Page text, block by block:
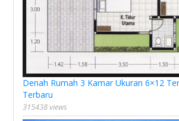
Denah Rumah 3 Kamar Ukuran 6×12
Terbaru
315438 views